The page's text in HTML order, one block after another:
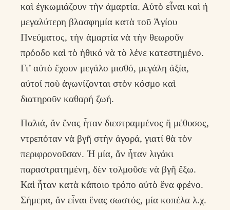
καὶ ἐγκωμιάζουν τὴν ἁμαρτία. Αὐτὸ εἶναι καὶ ἡ
μεγαλύτερη βλασφημία κατὰ τοῦ Ἁγίου
Πνεύματος, τὴν ἁμαρτία νὰ τὴν θεωροῦν
πρόοδο καὶ τὸ ἠθικό νὰ τὸ λένε κατεστημένο.
Γι’ αὐτὸ ἔχουν μεγάλο μισθό, μεγάλη ἀξία,
αὐτοί ποὺ ἀγωνίζονται στὸν κόσμο καὶ
διατηροῦν καθαρή ζωή.
Παλιά, ἄν ἕνας ἦταν διεστραμμένος ἤ μέθυσος,
ντρεπόταν νὰ βγῆ στὴν ἀγορά, γιατί θὰ τὸν
περιφρονοῦσαν. Ἡ μία, ἄν ἦταν λιγάκι
παραστρατημένη, δὲν τολμοῦσε νὰ βγῆ ἔξω.
Καὶ ἦταν κατὰ κάποιο τρόπο αὐτὸ ἕνα φρένο.
Σήμερα, ἄν εἶναι ἕνας σωστός, μία κοπέλα λ.χ.